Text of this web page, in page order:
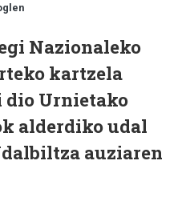
Nazionaleko
kartzela
Urnietako
alderdiko udal
auziaren